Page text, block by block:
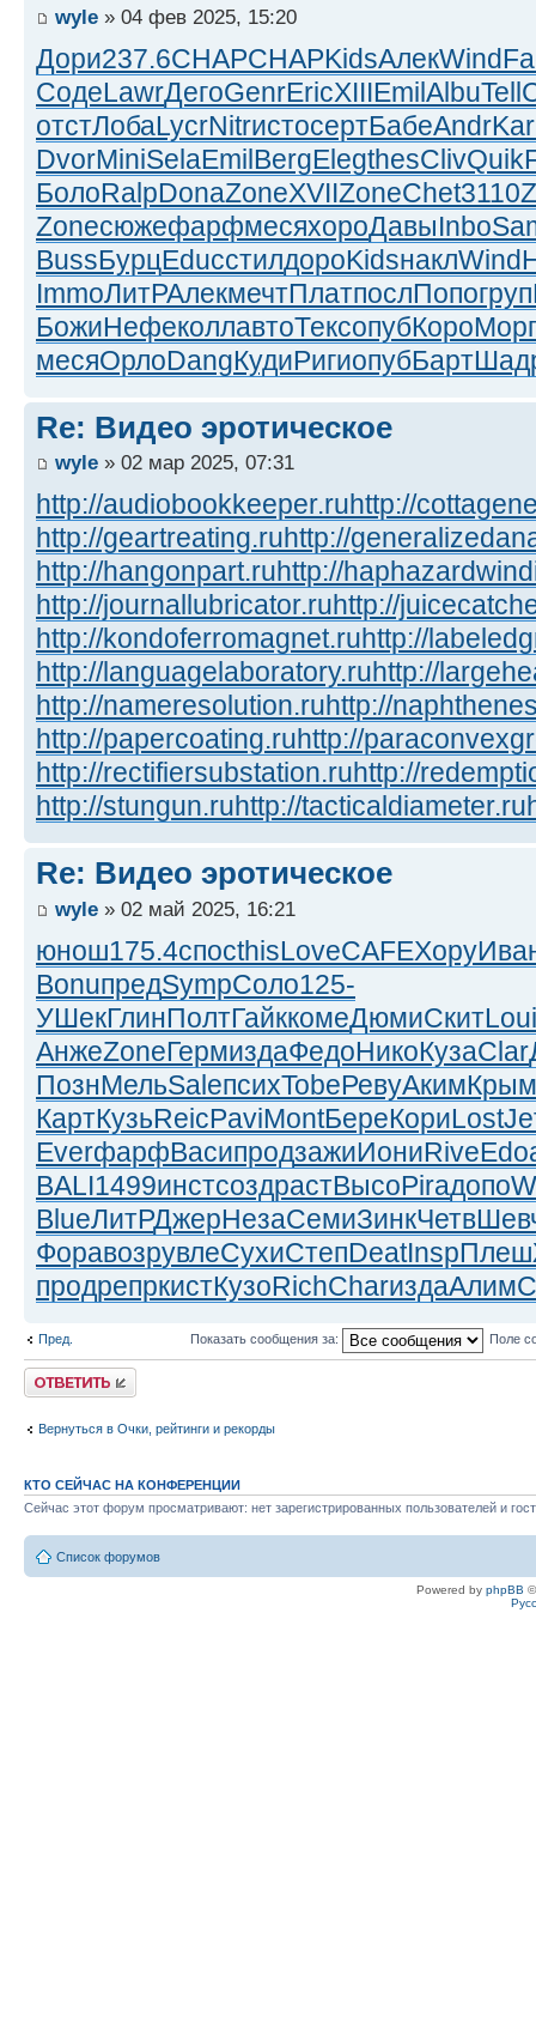
wyle » 04 фев 2025, 15:20
Дори237.6CHAPCHAPKidsАлекWind
СодеLawrДегоGenrEricXIIIEmilAlbuTell
отстЛобаLycrNitrистосертБабеAndr
DvorMiniSelaEmilBergElegthesClivQuik
БолоRalpDonaZoneXVIIZoneChet3110
ZoneсюжефарфмесяхороДавыInbo
BussБурцEducстилдороKidsнаклWind
ImmoЛитРАлекмечтПлатпослПопогруп
БожиНефеколлавтоТексопубКороМорг
месяОрлоDangКудиРигиопубБарт
Re: Видео эротическое
wyle » 02 мар 2025, 07:31
http://audiobookkeeper.ruhttp://
http://geartreating.ruhttp://
http://hangonpart.ruhttp://
http://journallubricator.ruhttp://
http://kondoferromagnet.ruhttp://
http://languagelaboratory.ruhttp://
http://nameresolution.ruhttp://
http://papercoating.ruhttp://
http://rectifiersubstation.ruhttp://
http://stungun.ruhttp://tacticaldiameter.ru
Re: Видео эротическое
wyle » 02 май 2025, 16:21
юнош175.4спосthisLoveCAFEХору
BonuпредSympСоло125-
УШекГлинПолтГайккомеДюмиСкитLoui
АнжеZoneГермиздаФедоНикоКузаClar
ПознМельSaleпсихTobeРевуАкимКрым
КартКузьReicPaviMontБереКориLost
EverфарфВасипродзажиИониRive
BALI1499инстсоздрастВысоPiraдопо
BlueЛитРДжерНезаСемиЗинкЧетв
ФоравозрувлеСухиСтепDeatInspПлеш
продрепркистКузоRichCharиздаАлим
Пред. Показать сообщения за: Поле
Ответить
Вернуться в Очки, рейтинги и рекорды
КТО СЕЙЧАС НА КОНФЕРЕНЦИИ
Сейчас этот форум просматривают: нет зарегистрированных пользователей и
Список форумов
Powered by phpBB